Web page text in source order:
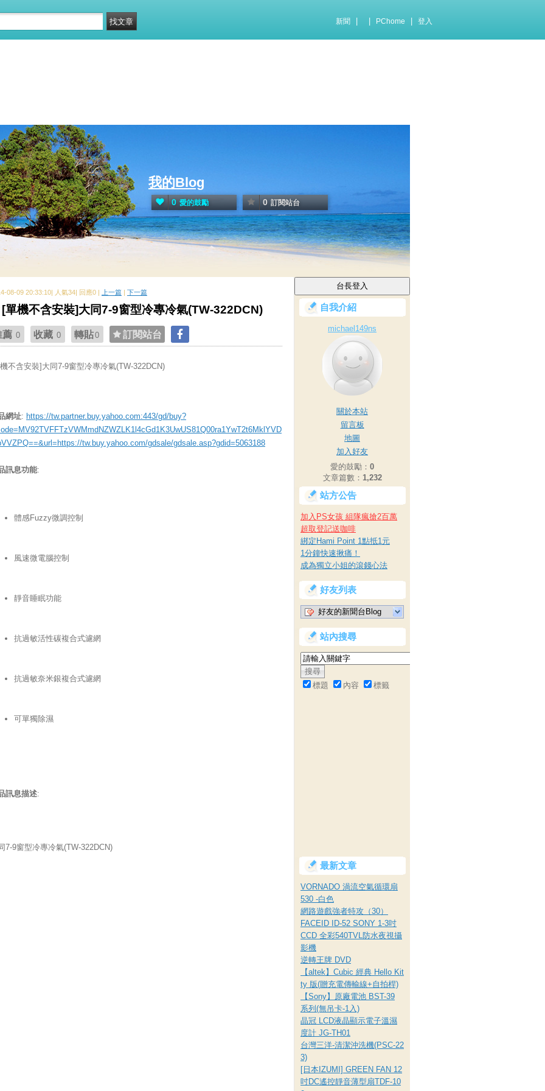
新聞 PChome 登入
我的Blog
0 愛的鼓勵 0 訂閱站台
08-09 20:33:10| 人氣34| 回應0 | 上一篇 | 下一篇
[單機不含安裝]大同7-9窗型冷專冷氣(TW-322DCN)
薦 0 收藏 0 轉貼0 訂閱站台
不含安裝]大同7-9窗型冷專冷氣(TW-322DCN)
網址: https://tw.partner.buy.yahoo.com:443/gd/buy?
tw.buy.yahoo.com/gdsale/gdsale.asp?gdid=5063188
訊息功能:
體感Fuzzy微調控制
風速微電腦控制
靜音睡眠功能
抗過敏活性碳複合式濾網
抗過敏奈米銀複合式濾網
可單獨除濕
訊息描述:
7-9窗型冷專冷氣(TW-322DCN)
自我介紹
michael149ns
關於本站
留言板
地圖
加入好友
愛的鼓勵： 0
文章篇數： 1,232
站方公告
加入PS女孩 組隊瘋搶2百萬
超取登記送咖啡
綁定Hami Point 1點抵1元
1分鐘快速揪痛！
成為獨立小姐的滾錢心法
好友列表
好友的新聞台Blog
站內搜尋
標題 內容 標籤
最新文章
VORNADO 渦流空氣循環扇
530 -白色
網路遊戲強者特攻（30）
FACEID ID-52 SONY 1-3吋
CCD 全彩540TVL防水夜視攝
影機
逆轉王牌 DVD
【altek】Cubic 經典 Hello Kit
ty 版(贈充電傳輸線+自拍桿)
【Sony】原廠電池 BST-39
系列(無吊卡-1入)
晶冠 LCD液晶顯示電子溫濕
度計 JG-TH01
台灣三洋-清潔沖洗機(PSC-22
3)
[日本IZUMI] GREEN FAN 12
吋DC遙控靜音薄型扇TDF-10